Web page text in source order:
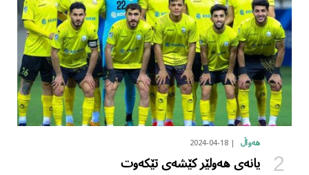
هەواڵ 2024-04-18
یانەی هەولێر کێشەی تێکەوت